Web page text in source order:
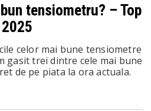
tensiometru? – Top
celor mai bune tensiometre
gasit trei dintre cele mai bune
de pe piata la ora actuala.